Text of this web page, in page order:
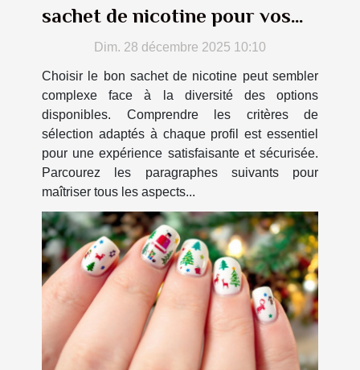
sachet de nicotine pour vos
besoins ?Dim. 28 décembre 2025 10:10
Choisir le bon sachet de nicotine peut sembler
complexe face à la diversité des options
disponibles. Comprendre les critères de
sélection adaptés à chaque profil est essentiel
pour une expérience satisfaisante et sécurisée.
Parcourez les paragraphes suivants pour
maîtriser tous les aspects...